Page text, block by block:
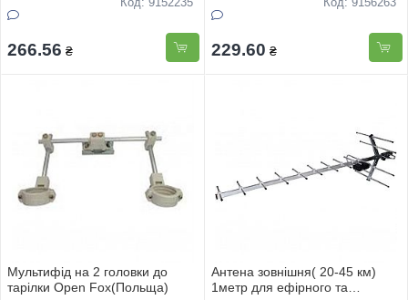
Код: 9152235
266.56 ₴
Код: 9156263
229.60 ₴
Мультифiд на 2 головки до
тарiлки Open Fox(Польща)
Антена зовнiшня( 20-45 км)
1метр для ефiрного та